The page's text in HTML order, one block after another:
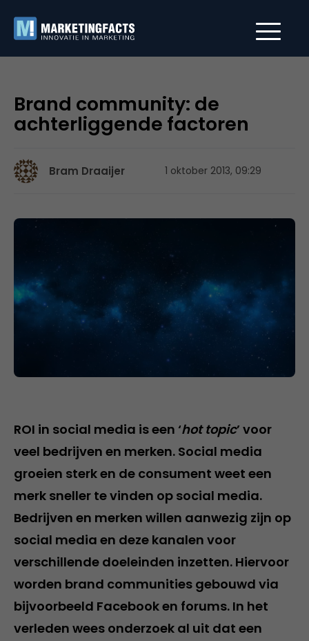
Brand community: de
achterliggende factoren
Bram Draaijer 1 oktober 2013, 09:29
ROI in social media is een ‘hot topic’ voor
veel bedrijven en merken. Social media
groeien sterk en de consument weet een
merk sneller te vinden op social media.
Bedrijven en merken willen aanwezig zijn op
social media en deze kanalen voor
verschillende doeleinden inzetten. Hiervoor
worden brand communities gebouwd via
bijvoorbeeld Facebook en forums. In het
verleden wees onderzoek al uit dat een